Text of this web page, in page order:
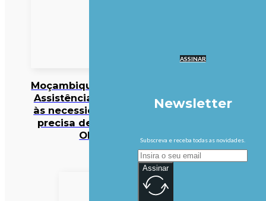
Moçambique/Ataques:
Assistência responde
às necessidades mas
precisa de reforço –
OIM
ASSINAR
Newsletter
Subscreva e receba todas as novidades.
Assinar